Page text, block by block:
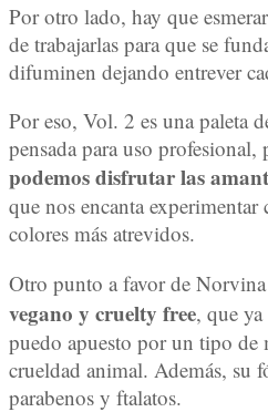
Por otro lado, hay que
de trabajarlas para que se
difuminen dejando entrever
Por eso, Vol. 2 es una paleta
pensada para uso profesional,
podemos disfrutar las
que nos encanta
colores más atrevidos.
Otro punto a favor de
vegano y cruelty free, que
puedo apuesto por un tipo de
crueldad animal. Además, su
parabenos y ftalatos.